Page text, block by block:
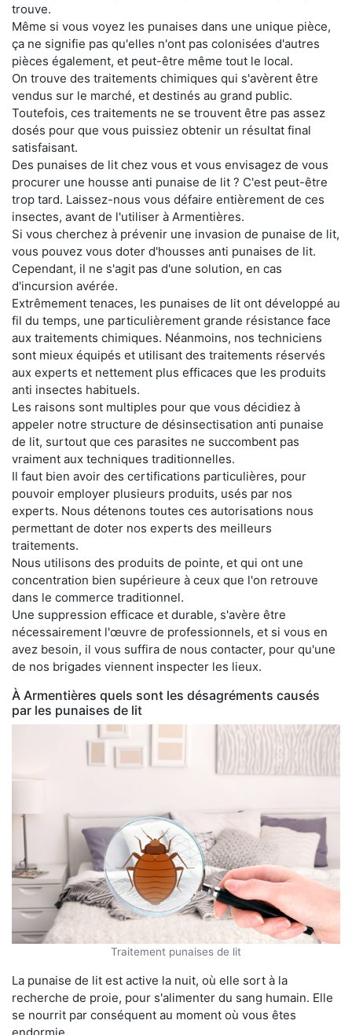
trouve.
Même si vous voyez les punaises dans une unique pièce,
ça ne signifie pas qu'elles n'ont pas colonisées d'autres
pièces également, et peut-être même tout le local.
On trouve des traitements chimiques qui s'avèrent être
vendus sur le marché, et destinés au grand public.
Toutefois, ces traitements ne se trouvent être pas assez
dosés pour que vous puissiez obtenir un résultat final
satisfaisant.
Des punaises de lit chez vous et vous envisagez de vous
procurer une housse anti punaise de lit ? C'est peut-être
trop tard. Laissez-nous vous défaire entièrement de ces
insectes, avant de l'utiliser à Armentières.
Si vous cherchez à prévenir une invasion de punaise de lit,
vous pouvez vous doter d'housses anti punaises de lit.
Cependant, il ne s'agit pas d'une solution, en cas
d'incursion avérée.
Extrêmement tenaces, les punaises de lit ont développé au
fil du temps, une particulièrement grande résistance face
aux traitements chimiques. Néanmoins, nos techniciens
sont mieux équipés et utilisant des traitements réservés
aux experts et nettement plus efficaces que les produits
anti insectes habituels.
Les raisons sont multiples pour que vous décidiez à
appeler notre structure de désinsectisation anti punaise
de lit, surtout que ces parasites ne succombent pas
vraiment aux techniques traditionnelles.
Il faut bien avoir des certifications particulières, pour
pouvoir employer plusieurs produits, usés par nos
experts. Nous détenons toutes ces autorisations nous
permettant de doter nos experts des meilleurs
traitements.
Nous utilisons des produits de pointe, et qui ont une
concentration bien supérieure à ceux que l'on retrouve
dans le commerce traditionnel.
Une suppression efficace et durable, s'avère être
nécessairement l'œuvre de professionnels, et si vous en
avez besoin, il vous suffira de nous contacter, pour qu'une
de nos brigades viennent inspecter les lieux.
À Armentières quels sont les désagréments causés
par les punaises de lit
Traitement punaises de lit
La punaise de lit est active la nuit, où elle sort à la
recherche de proie, pour s'alimenter du sang humain. Elle
se nourrit par conséquent au moment où vous êtes
endormie.